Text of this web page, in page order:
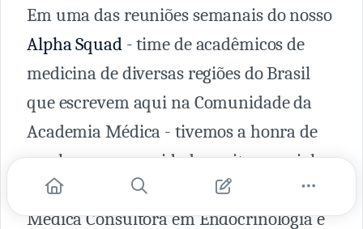
Em uma das reuniões semanais do nosso
Alpha Squad- time de acadêmicos de
medicina de diversas regiões do Brasil
que escrevem aqui na Comunidade da
Academia Médica - tivemos a honra de
receber uma convidada muito especial, a
Dra. Milena Gurgel Teles Bezerra
Médica Consultora em Endocrinologia e